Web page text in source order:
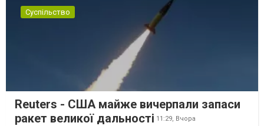
Суспільство
Reuters - США майже вичерпали запаси
ракет великої дальності 11:29, Вчора